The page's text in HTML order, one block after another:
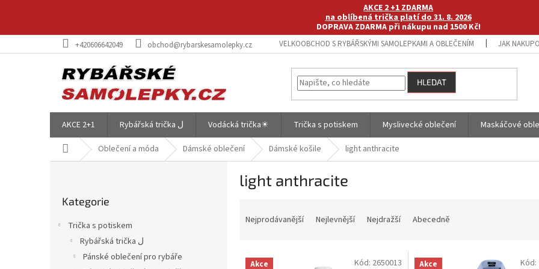
AKCE 2 +1 ZDARMA
na oblíbená trička platí do 31. 8. 2026
DOPRAVA ZDARMA při nákupu nad 1500 Kč!
+420606642049 obchod@rybarskesamolepky.cz VELKOOBCHOD S RYBÁŘSKÝMI SAMOLEPKAMI A OBLEČENÍM JAK
HLEDAT
AKCE 2+1 Rybářská trička ل Vodácká trička☀ Trička s potiskem Myslivecké oblečení Maskáčové
Domů Oblečení a móda Dámské oblečení Dámské košile light anthracite
kategorie
Kategorie
Trička s potiskem
Rybářská trička ل
Pánské oblečení pro rybáře
light anthracite
n
Nejprodávanější Nejlevnější Nejdražší Abecedně
V Akce Kód: 2650013 Akce Kód: